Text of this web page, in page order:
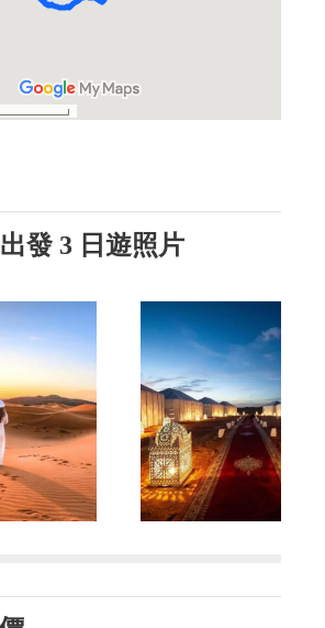
發 3 日遊照片